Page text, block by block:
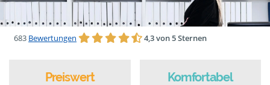
683 Bewertungen 4,3 von 5 Sternen
Preiswert Komfortabel